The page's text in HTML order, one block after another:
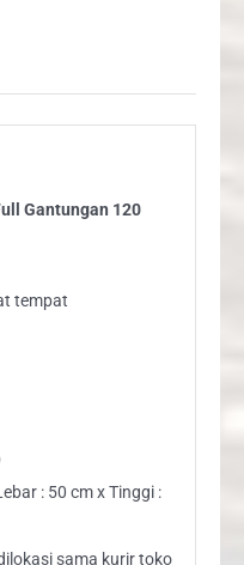
Gantungan 120
tempat
: 50 cm x Tinggi :
sama kurir toko